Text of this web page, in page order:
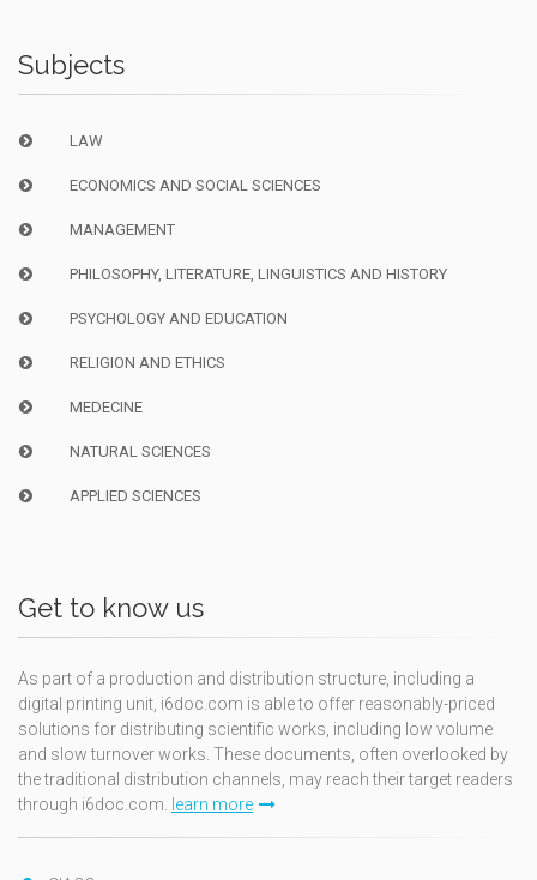
Subjects
LAW
ECONOMICS AND SOCIAL SCIENCES
MANAGEMENT
PHILOSOPHY, LITERATURE, LINGUISTICS AND HISTORY
PSYCHOLOGY AND EDUCATION
RELIGION AND ETHICS
MEDECINE
NATURAL SCIENCES
APPLIED SCIENCES
Get to know us
As part of a production and distribution structure, including a
digital printing unit, i6doc.com is able to offer reasonably-priced
solutions for distributing scientific works, including low volume
and slow turnover works. These documents, often overlooked by
the traditional distribution channels, may reach their target readers
through i6doc.com.
learn more